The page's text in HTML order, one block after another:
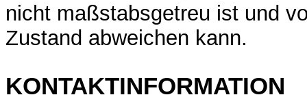
nicht maßstabsgetreu ist und
Zustand abweichen kann.
KONTAKTINFORMATION